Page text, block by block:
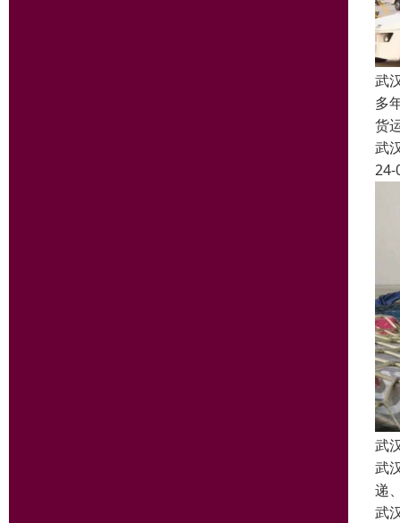
武
多
货
武
24-
武
武
递
武